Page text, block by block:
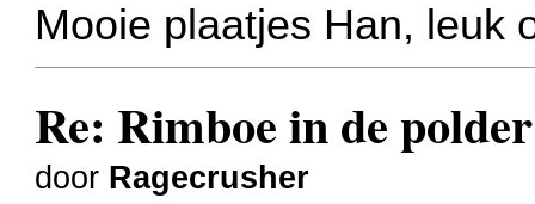
Mooie plaatjes Han, leuk
Re: Rimboe in de
door Ragecrusher